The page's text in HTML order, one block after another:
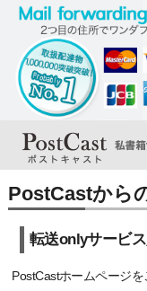
PostCastから
転送onlyサービ
PostCastホームページを